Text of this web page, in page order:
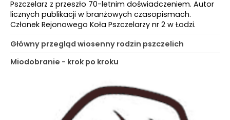
Pszczelarz z przeszło 70-letnim doświadczeniem. Autor
licznych publikacji w branżowych czasopismach.
Członek Rejonowego Koła Pszczelarzy nr 2 w Łodzi.
Główny przegląd wiosenny rodzin pszczelich
Miodobranie - krok po kroku